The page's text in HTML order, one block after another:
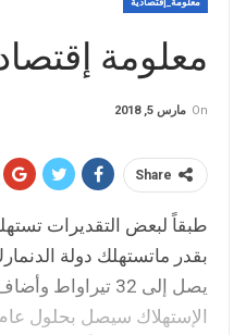
معلومة_إقتصادية
معلومة
On مارس 5, 2018
Share
طبقاً لبعض التقديرات
بقدر ماتستهلك دولة
يصل إلى 32